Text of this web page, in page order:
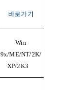
바로가기
Win
9x/ME/NT/2K/
XP/2K3